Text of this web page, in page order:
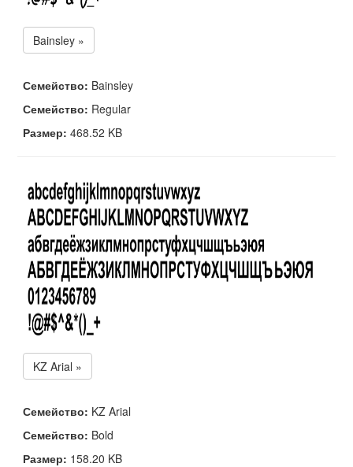
Bainsley »
Семейство: Bainsley
Семейство: Regular
Размер: 468.52 KB
KZ Arial »
Семейство: KZ Arial
Семейство: Bold
Размер: 158.20 KB